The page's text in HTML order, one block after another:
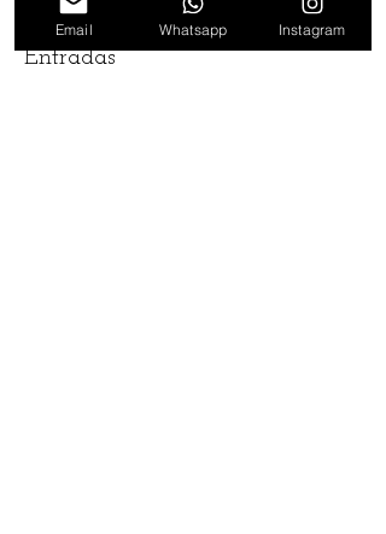
Entradas
Email Whatsapp Instagram